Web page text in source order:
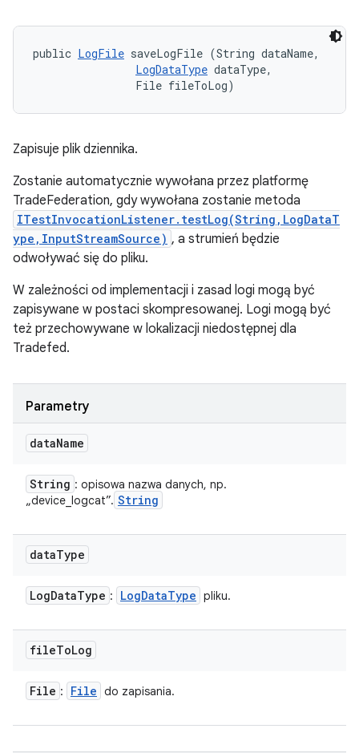
public LogFile saveLogFile (String dataName,
LogDataType dataType,
                File fileToLog)
Zapisuje plik dziennika.
Zostanie automatycznie wywołana przez platformę
TradeFederation, gdy wywołana zostanie metoda
ITestInvocationListener.testLog(String,LogDataT
ype,InputStreamSource) , a strumień będzie
odwoływać się do pliku.
W zależności od implementacji i zasad logi mogą być
zapisywane w postaci skompresowanej. Logi mogą być
też przechowywane w lokalizacji niedostępnej dla
Tradefed.
Parametry
dataName
String : opisowa nazwa danych, np.
„device_logcat”. String
dataType
LogDataType : LogDataType pliku.
fileToLog
File : File do zapisania.